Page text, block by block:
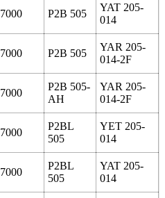
7000 P2B 505
YAT 205-
014
7000 P2B 505
YAR 205-
014-2F
7000
P2B 505-
AH
YAR 205-
014-2F
7000
P2BL
505
YET 205-
014
7000
P2BL
505
YAT 205-
014